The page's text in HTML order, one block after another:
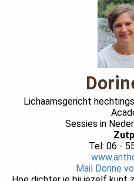
Lichaamsgericht
Sessies in
Tel: 06 -
Mail Dorine